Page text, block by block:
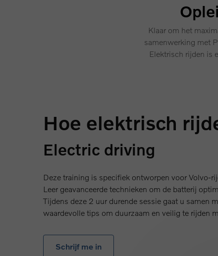
Klaar om het
samenwerking met
Elektrisch rijden is
Hoe elektrisch
Electric driving
Deze training is specifiek ontworpen voor Volvo-
Leer geavanceerde technieken om de batterij
Tijdens deze 2 uur durende sessie gaat u samen
waardevolle tips om duurzaam en veilig te rijden
Schrijf me in